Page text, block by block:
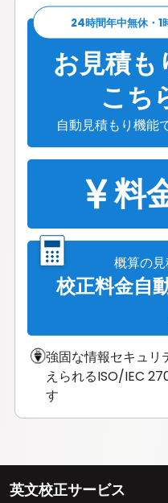
24時間年中無休・1
お見積も
こち
自動見積もり機能
料
概算の
校正料金自
強固な情報セキュリ
えられるISO/IEC
す
英文校正サービス